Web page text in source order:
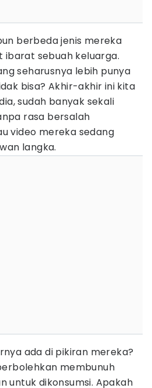
berbeda jenis mereka
sebuah keluarga.
seharusnya lebih punya
bisa? Akhir-akhir ini kita
sudah banyak sekali
rasa bersalah
video mereka sedang
langka.
ada di pikiran mereka?
membunuh
untuk dikonsumsi. Apakah